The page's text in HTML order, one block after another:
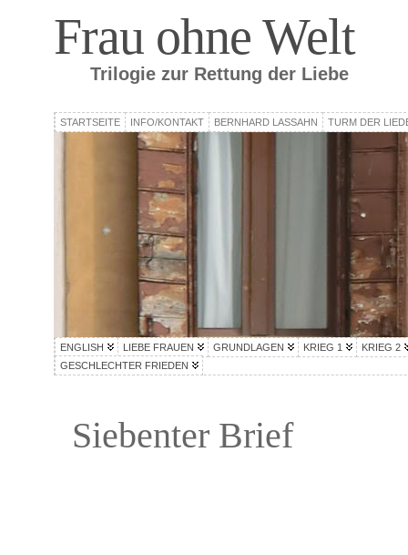
Frau ohne Welt
Trilogie zur Rettung der Liebe
STARTSEITE INFO/KONTAKT BERNHARD LASSAHN TURM DER
ENGLISH LIEBE FRAUEN GRUNDLAGEN KRIEG 1
KRIEG 2
GESCHLECHTER FRIEDEN
Siebenter Brief